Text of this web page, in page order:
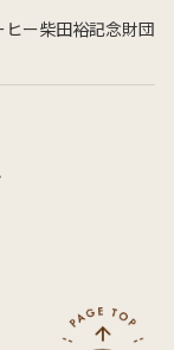
ー柴田裕記念財団